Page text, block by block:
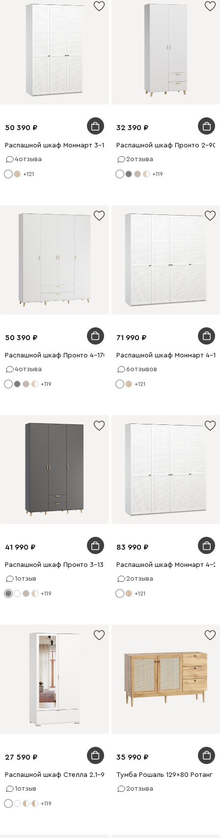
50 390
Распашной шкаф Монмарт 3-120x220 Белый
4отзыва
+121
32 390
Распашной шкаф Пронто 2-
2отзыва
+119
50 390
Распашной шкаф Пронто 4-170x210 Белый
4отзыва
+119
71 990
Распашной шкаф Монмарт 4-
6отзывов
+121
41 990
Распашной шкаф Пронто 3-130x210 Графитовый
1отзыв
+119
83 990
Распашной шкаф Монмарт 4-
2отзыва
+121
27 590
Распашной шкаф Стелла 2.1-90x200 Белый с зеркалом
1отзыв
+119
35 990
Тумба Рошаль 129x80 Ротанг
2отзыва